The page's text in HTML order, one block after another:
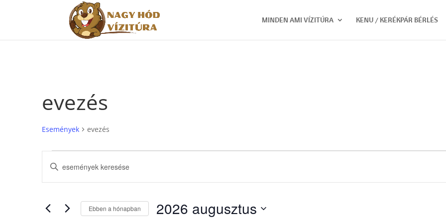
MINDEN AMI VÍZITÚRA KENU / KERÉKPÁR BÉRLÉS
evezés
Események evezés
Események
Események
keresése
és
választás
Írja
a
Keresse
Ebben a hónapban 2026 augusztus